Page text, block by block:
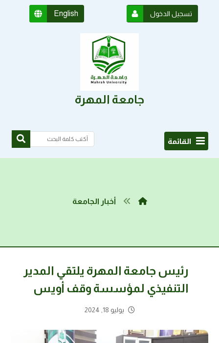
English تسجيل الدخول
جامعة المهرة
القائمة
أخبار الجامعة
رئيس جامعة المهرة يلتقي المدير
التنفيذي لمؤسسة وقف أويس
يوليو 18, 2024